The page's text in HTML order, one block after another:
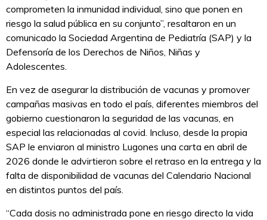
comprometen la inmunidad individual, sino que ponen en
riesgo la salud pública en su conjunto”, resaltaron en un
comunicado la Sociedad Argentina de Pediatría (SAP) y la
Defensoría de los Derechos de Niños, Niñas y
Adolescentes.
En vez de asegurar la distribución de vacunas y promover
campañas masivas en todo el país, diferentes miembros del
gobierno cuestionaron la seguridad de las vacunas, en
especial las relacionadas al covid. Incluso, desde la propia
SAP le enviaron al ministro Lugones una carta en abril de
2026 donde le advirtieron sobre el retraso en la entrega y la
falta de disponibilidad de vacunas del Calendario Nacional
en distintos puntos del país.
“Cada dosis no administrada pone en riesgo directo la vida